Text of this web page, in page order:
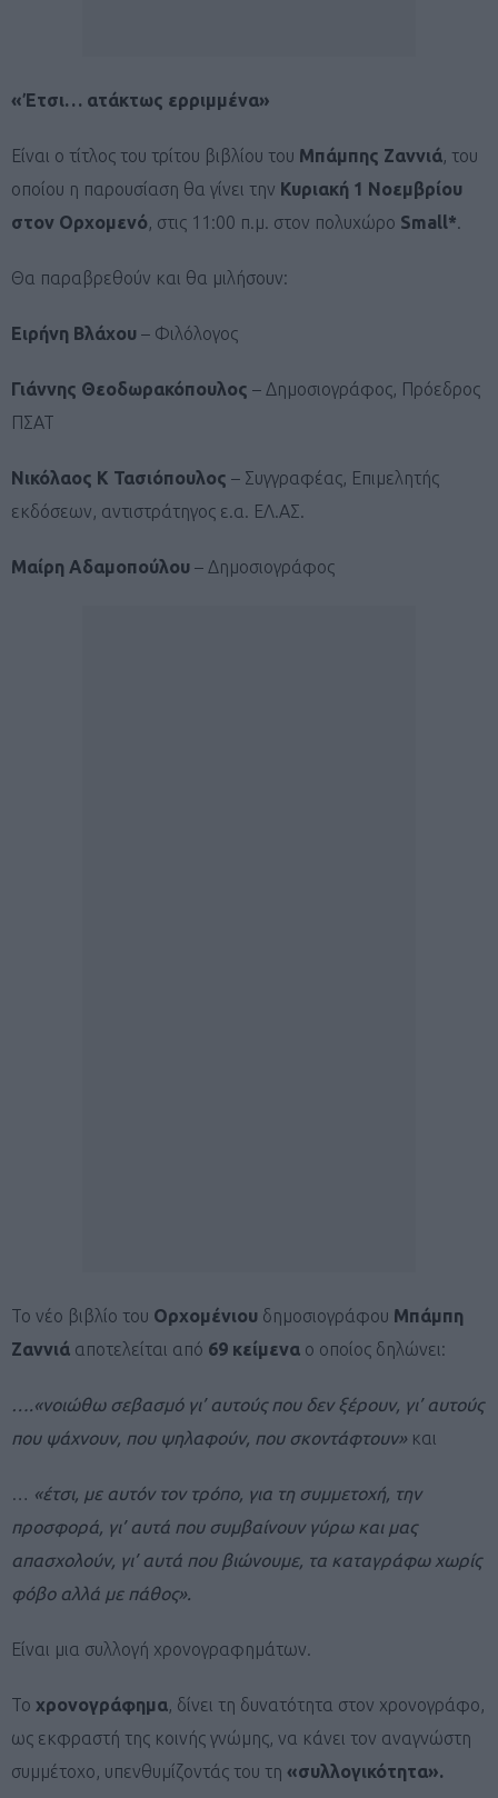
«Έτσι… ατάκτως ερριμμένα»
Είναι ο τίτλος του τρίτου βιβλίου του Μπάμπης Ζαννιά, του
οποίου η παρουσίαση θα γίνει την Κυριακή 1 Νοεμβρίου
στον Ορχομενό, στις 11:00 π.μ. στον πολυχώρο Small*.
Θα παραβρεθούν και θα μιλήσουν:
Ειρήνη Βλάχου – Φιλόλογος
Γιάννης Θεοδωρακόπουλος – Δημοσιογράφος, Πρόεδρος
ΠΣΑΤ
Νικόλαος Κ Τασιόπουλος – Συγγραφέας, Επιμελητής
εκδόσεων, αντιστράτηγος ε.α. ΕΛ.ΑΣ.
Μαίρη Αδαμοπούλου – Δημοσιογράφος
Το νέο βιβλίο του Ορχομένιου δημοσιογράφου Μπάμπη
Ζαννιά αποτελείται από 69 κείμενα ο οποίος δηλώνει:
….«νοιώθω σεβασμό γι’ αυτούς που δεν ξέρουν, γι’ αυτούς
που ψάχνουν, που ψηλαφούν, που σκοντάφτουν»και
… «έτσι, με αυτόν τον τρόπο, για τη συμμετοχή, την
προσφορά, γι’ αυτά που συμβαίνουν γύρω και μας
απασχολούν, γι’ αυτά που βιώνουμε, τα καταγράφω χωρίς
φόβο αλλά με πάθος».
Είναι μια συλλογή χρονογραφημάτων.
Το χρονογράφημα, δίνει τη δυνατότητα στον χρονογράφο,
ως εκφραστή της κοινής γνώμης, να κάνει τον αναγνώστη
συμμέτοχο, υπενθυμίζοντάς του τη «συλλογικότητα».